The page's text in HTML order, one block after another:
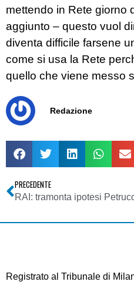
mettendo in Rete giorno
aggiunto – questo vuol
diventa difficile farsene
come si usa la Rete
quello che viene messo
Redazione
PRECEDENTE
Registrato al Tribunale di